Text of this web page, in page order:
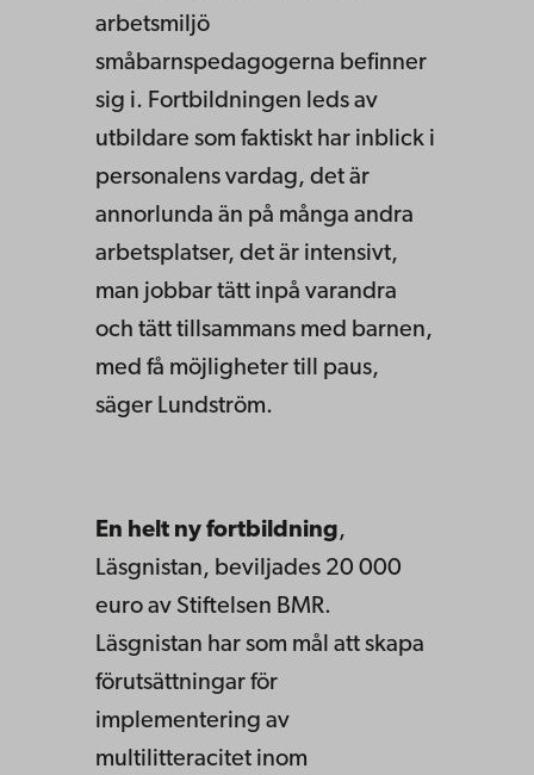
arbetsmiljö
småbarnspedagogerna befinner
sig i. Fortbildningen leds av
utbildare som faktiskt har inblick i
personalens vardag, det är
annorlunda än på många andra
arbetsplatser, det är intensivt,
man jobbar tätt inpå varandra
och tätt tillsammans med barnen,
med få möjligheter till paus,
säger Lundström.
En helt ny fortbildning,
Läsgnistan, beviljades 20 000
euro av Stiftelsen BMR.
Läsgnistan har som mål att skapa
förutsättningar för
implementering av
multilitteracitet inom